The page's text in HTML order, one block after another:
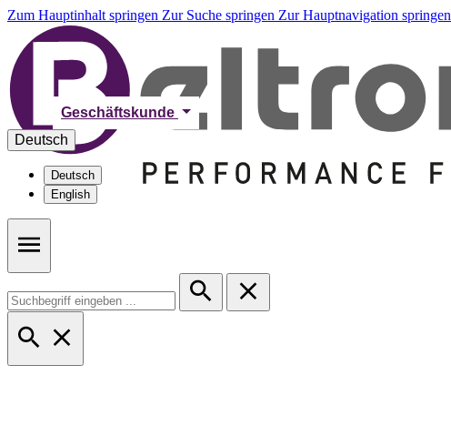
Zum Hauptinhalt springen Zur Suche springen Zur Hauptnavigation springen
Geschäftskunde
Deutsch
Deutsch
English